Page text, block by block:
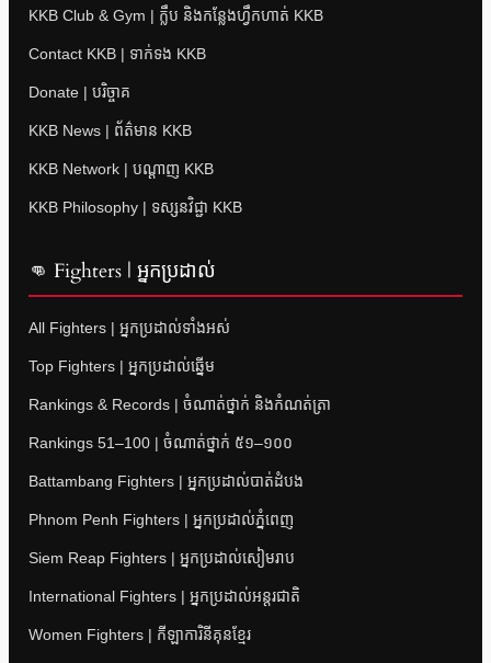
KKB Club & Gym | ក្លឹប និងកន្លែងហ្វឹកហាត់ KKB
Contact KKB | ទាក់ទង KKB
Donate | បរិច្ចាគ
KKB News | ព័ត៌មាន KKB
KKB Network | បណ្តាញ KKB
KKB Philosophy | ទស្សនវិជ្ជា KKB
👊 Fighters | អ្នកប្រដាល់
All Fighters | អ្នកប្រដាល់ទាំងអស់
Top Fighters | អ្នកប្រដាល់ឆ្នើម
Rankings & Records | ចំណាត់ថ្នាក់ និងកំណត់ត្រា
Rankings 51–100 | ចំណាត់ថ្នាក់ ៥១–១០០
Battambang Fighters | អ្នកប្រដាល់បាត់ដំបង
Phnom Penh Fighters | អ្នកប្រដាល់ភ្នំពេញ
Siem Reap Fighters | អ្នកប្រដាល់សៀមរាប
International Fighters | អ្នកប្រដាល់អន្តរជាតិ
Women Fighters | កីឡាការិនីគុនខ្មែរ